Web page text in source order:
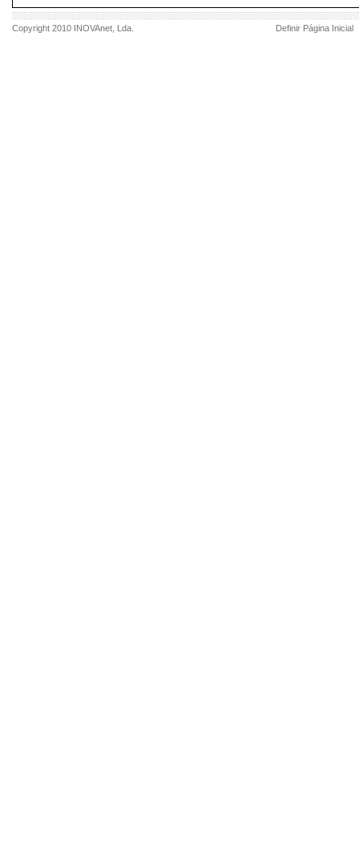
Copyright 2010 INOVAnet , Lda. Definir Página Inicial